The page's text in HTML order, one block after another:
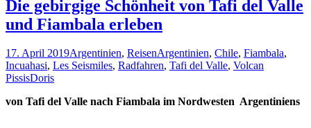
Die gebirgige Schönheit von Tafi del Valle
und Fiambala erleben
17. April 2019Argentinien, ReisenArgentinien, Chile, Fiambala,
Incuahasi, Les Seismiles, Radfahren, Tafi del Valle, Volcan
PissisDoris
von Tafi del Valle nach Fiambala im Nordwesten Argentiniens